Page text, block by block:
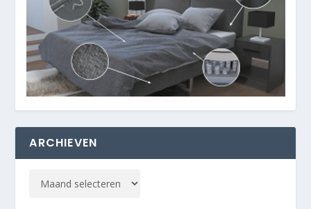
ARCHIEVEN